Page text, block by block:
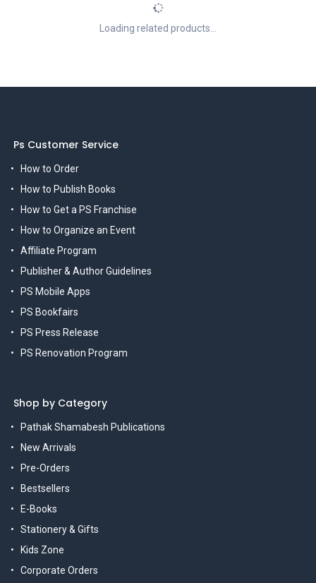
Loading related products...
Ps Customer Service
How to Order
How to Publish Books
How to Get a PS Franchise
How to Organize an Event
Affiliate Program
Publisher & Author Guidelines
PS Mobile Apps
PS Bookfairs
PS Press Release
PS Renovation Program
Shop by Category
Pathak Shamabesh Publications
New Arrivals
Pre-Orders
Bestsellers
E-Books
Stationery & Gifts
Kids Zone
Corporate Orders